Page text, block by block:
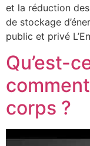
et la réduction
de stockage
public et privé
Qu’est-
corps ?